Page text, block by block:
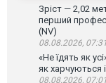
Зріст — 2,02
перший
(NV)
08.08.2026, 07:31
«Не їдять як
як харчуються
08.08.2026, 07:01